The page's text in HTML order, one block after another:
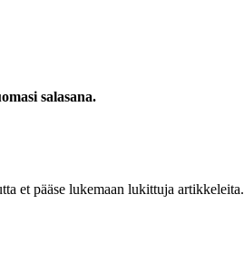
salasana.
et pääse lukemaan lukittuja artikkeleita.